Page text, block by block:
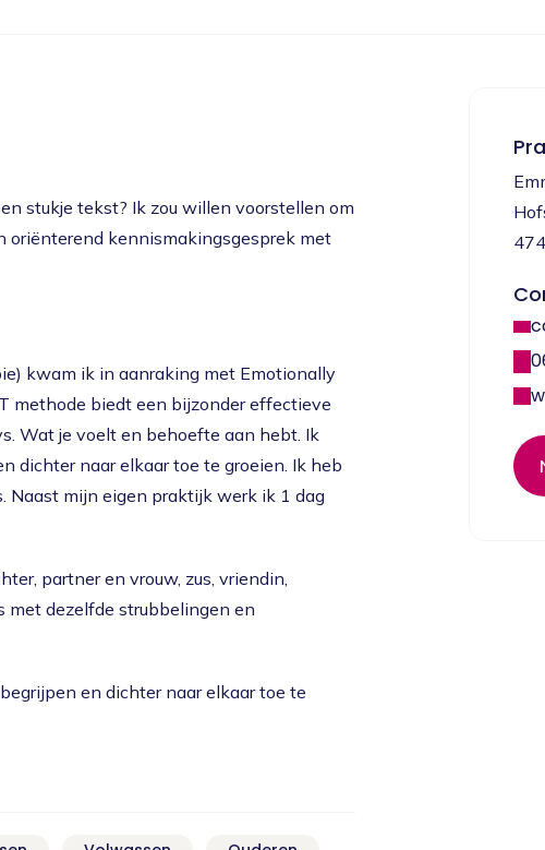
stukje tekst? Ik zou willen voorstellen om
kennismakingsgesprek met
kwam ik in aanraking met Emotionally
methode biedt een bijzonder effectieve
Wat je voelt en behoefte aan hebt. Ik
dichter naar elkaar toe te groeien. Ik heb
Naast mijn eigen praktijk werk ik 1 dag
partner en vrouw, zus, vriendin,
met dezelfde strubbelingen en
en dichter naar elkaar toe te